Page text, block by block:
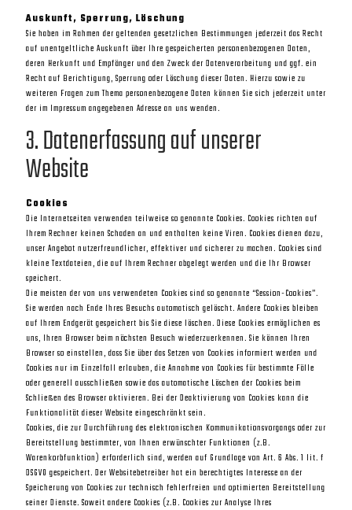
Auskunft, Sperrung, Löschung
Sie haben im Rahmen der geltenden gesetzlichen Bestimmungen jederzeit das Recht
auf unentgeltliche Auskunft über Ihre gespeicherten personenbezogenen Daten,
deren Herkunft und Empfänger und den Zweck der Datenverarbeitung und ggf. ein
Recht auf Berichtigung, Sperrung oder Löschung dieser Daten. Hierzu sowie zu
weiteren Fragen zum Thema personenbezogene Daten können Sie sich jederzeit unter
der im Impressum angegebenen Adresse an uns wenden.
3. Datenerfassung auf unserer
Website
Cookies
Die Internetseiten verwenden teilweise so genannte Cookies. Cookies richten auf
Ihrem Rechner keinen Schaden an und enthalten keine Viren. Cookies dienen dazu,
unser Angebot nutzerfreundlicher, effektiver und sicherer zu machen. Cookies sind
kleine Textdateien, die auf Ihrem Rechner abgelegt werden und die Ihr Browser
speichert.
Die meisten der von uns verwendeten Cookies sind so genannte “Session-Cookies”.
Sie werden nach Ende Ihres Besuchs automatisch gelöscht. Andere Cookies bleiben
auf Ihrem Endgerät gespeichert bis Sie diese löschen. Diese Cookies ermöglichen es
uns, Ihren Browser beim nächsten Besuch wiederzuerkennen. Sie können Ihren
Browser so einstellen, dass Sie über das Setzen von Cookies informiert werden und
Cookies nur im Einzelfall erlauben, die Annahme von Cookies für bestimmte Fälle
oder generell ausschließen sowie das automatische Löschen der Cookies beim
Schließen des Browser aktivieren. Bei der Deaktivierung von Cookies kann die
Funktionalität dieser Website eingeschränkt sein.
Cookies, die zur Durchführung des elektronischen Kommunikationsvorgangs oder zur
Bereitstellung bestimmter, von Ihnen erwünschter Funktionen (z.B.
Warenkorbfunktion) erforderlich sind, werden auf Grundlage von Art. 6 Abs. 1 lit. f
DSGVO gespeichert. Der Websitebetreiber hat ein berechtigtes Interesse an der
Speicherung von Cookies zur technisch fehlerfreien und optimierten Bereitstellung
seiner Dienste. Soweit andere Cookies (z.B. Cookies zur Analyse Ihres